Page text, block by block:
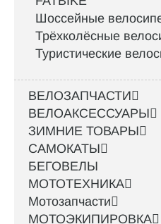
Шоссейные
Трёхколёсные
Туристические
ВЕЛОЗАПЧАСТИ
ВЕЛОАКСЕССУАРЫ
ЗИМНИЕ ТОВАРЫ
САМОКАТЫ
БЕГОВЕЛЫ
МОТОТЕХНИКА
Мотозапчасти
МОТОЭКИПИРОВКА